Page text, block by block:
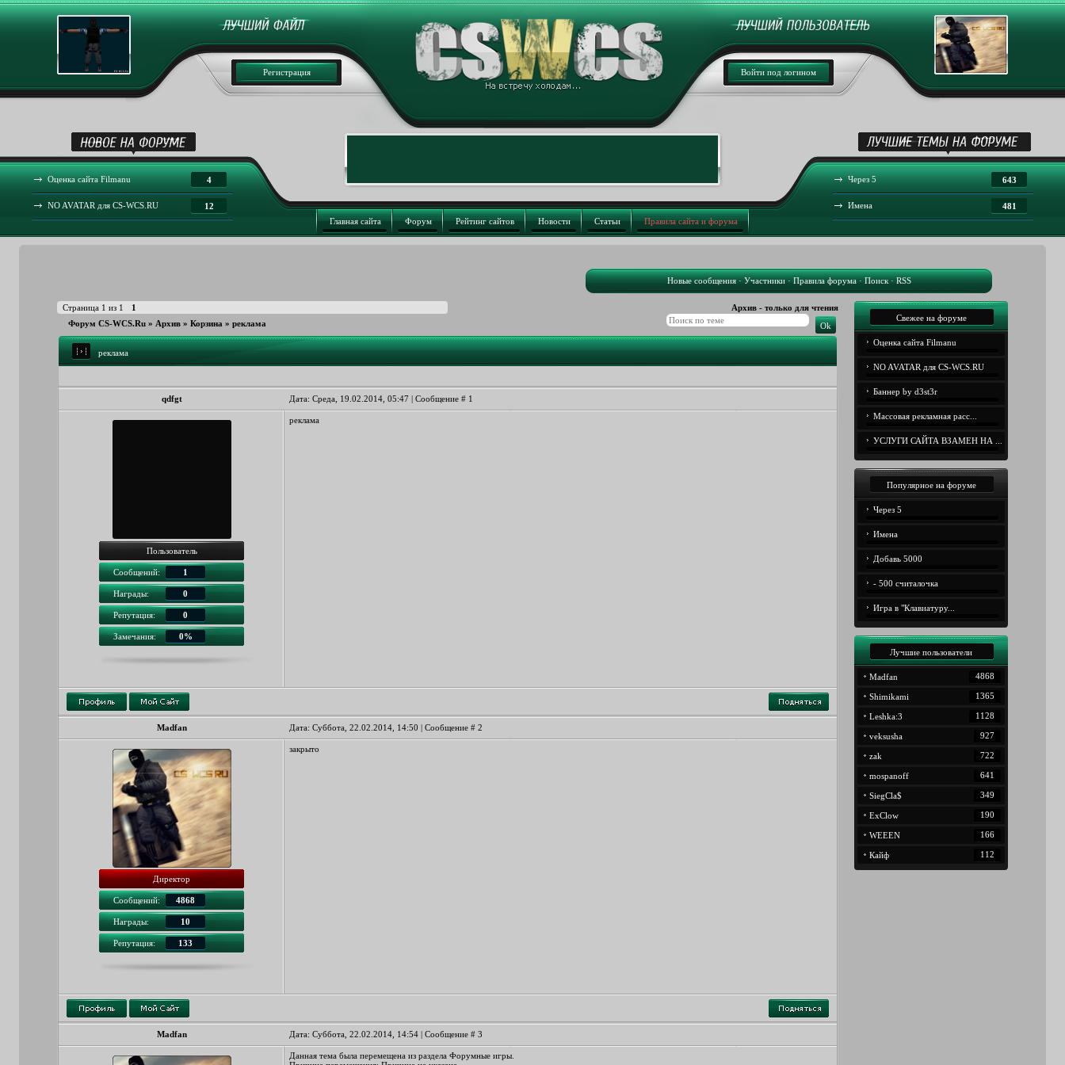
Регистрация Войти под логином
4
Оценка сайта Filmanu
12
NO AVATAR для CS-WCS.RU
643
Через 5
481
Имена
Главная сайта
Форум Рейтинг сайтов Новости Статьи Правила сайта и форума
Новые сообщения·Участники·Правила форума·Поиск·RSS
Страница 1 из 1 1
Архив - только для чтения
Форум CS-WCS.Ru » Архив » Корзина » реклама
реклама
qdfgt Дата: Среда, 19.02.2014, 05:47 | Сообщение # 1
Пользователь
Сообщений: 1
Награды: 0
Репутация: 0
Замечания: 0%
реклама
Madfan Дата: Суббота, 22.02.2014, 14:50 | Сообщение # 2
Директор
Сообщений: 4868
Награды: 10
Репутация: 133
закрыто
Madfan Дата: Суббота, 22.02.2014, 14:54 | Сообщение # 3
Данная тема была перемещена из раздела Форумные игры
Свежее на форуме
Оценка сайта Filmanu
NO AVATAR для CS-WCS.RU
Баннер by d3st3r
Массовая рекламная расс...
УСЛУГИ САЙТА ВЗАМЕН НА ...
Популярное на форуме
Через 5
Имена
Добавь 5000
- 500 считалочка
Игра в "Клавиатуру...
Лучшие пользователи
4868
Madfan
1365
Shimikami
1128
Leshka:3
927
veksusha
722
zak
641
mospanoff
349
SiegCla$
190
ExClow
166
WEEEN
112
Кайф